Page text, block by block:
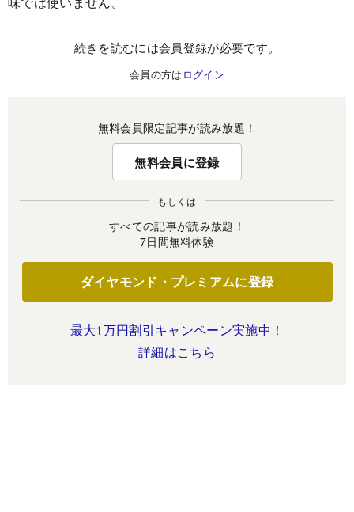
続きを読むには会員登録が必要です。
会員の方は ログイン
無料会員限定記事が読み放題！
無料会員に登録
もしくは
すべての記事が読み放題！
7日間無料体験
ダイヤモンド・プレミアムに登録
最大1万円割引キャンペーン実施中！
詳細はこちら